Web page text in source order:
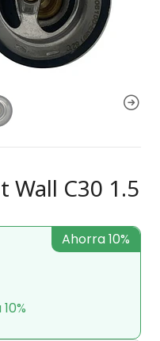
Wall C30 1.5
Ahorra 10%